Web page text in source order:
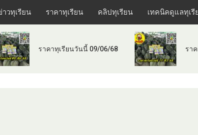
าวทุเรียน ราคาทุเรียน คลิปทุเรียน เทคนิคดูแลทุเรี
ราคาทุเรียนวันนี้ 09/06/68 รา